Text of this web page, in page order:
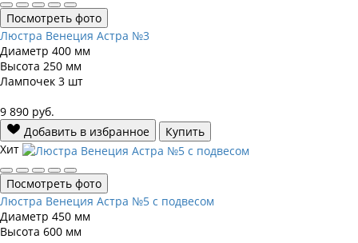
Посмотреть фото
Люстра Венеция Астра №3
Диаметр 400 мм
Высота 250 мм
Лампочек 3 шт
9 890 руб.
Добавить в избранное
Купить
Хит
Посмотреть фото
Люстра Венеция Астра №5 с подвесом
Диаметр 450 мм
Высота 600 мм